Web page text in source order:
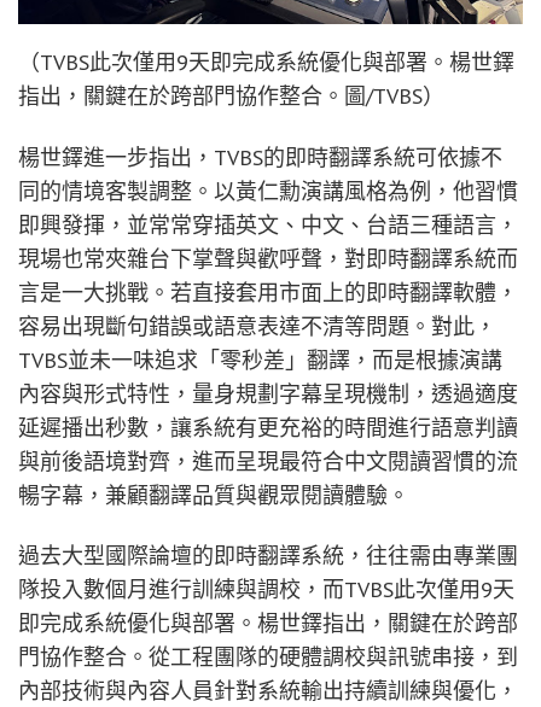
（TVBS此次僅用9天即完成系統優化與部署。楊世鐸
指出，關鍵在於跨部門協作整合。圖/TVBS）
楊世鐸進一步指出，TVBS的即時翻譯系統可依據不
同的情境客製調整。以黃仁勳演講風格為例，他習慣
即興發揮，並常常穿插英文、中文、台語三種語言，
現場也常夾雜台下掌聲與歡呼聲，對即時翻譯系統而
言是一大挑戰。若直接套用市面上的即時翻譯軟體，
容易出現斷句錯誤或語意表達不清等問題。對此，
TVBS並未一味追求「零秒差」翻譯，而是根據演講
內容與形式特性，量身規劃字幕呈現機制，透過適度
延遲播出秒數，讓系統有更充裕的時間進行語意判讀
與前後語境對齊，進而呈現最符合中文閱讀習慣的流
暢字幕，兼顧翻譯品質與觀眾閱讀體驗。
過去大型國際論壇的即時翻譯系統，往往需由專業團
隊投入數個月進行訓練與調校，而TVBS此次僅用9天
即完成系統優化與部署。楊世鐸指出，關鍵在於跨部
門協作整合。從工程團隊的硬體調校與訊號串接，到
內部技術與內容人員針對系統輸出持續訓練與優化，